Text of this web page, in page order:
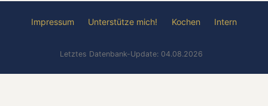
Impressum Unterstütze mich! Kochen Intern
Letztes Datenbank-Update: 04.08.2026